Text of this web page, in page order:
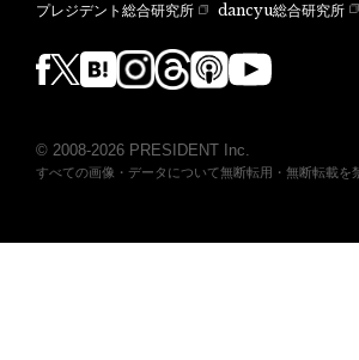
プレジデント総合研究所 dancyu総合研究所
© 2008-2026 PRESIDENT Inc.
すべての画像・データについて無断転用・無断転載を